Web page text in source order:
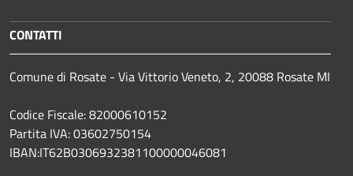
CONTATTI
Comune di Rosate - Via Vittorio Veneto, 2, 20088 Rosate MI
Codice Fiscale: 82000610152
Partita IVA: 03602750154
IBAN:IT62B0306932381100000046081